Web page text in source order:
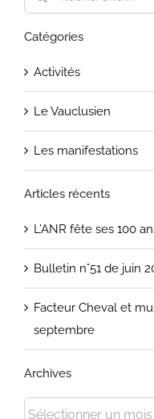
Catégories
Activités
Le Vauclusien
Les manifestations
Articles récents
L’ANR fête ses 100
Bulletin n°51 de juin
Facteur Cheval et
septembre
Archives
Archives